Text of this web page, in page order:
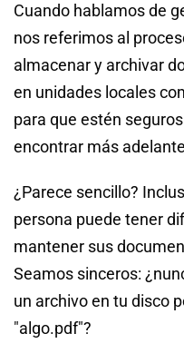
Cuando hablamos de
nos referimos al
almacenar y archivar
en unidades locales
para que estén
encontrar más
¿Parece sencillo?
persona puede tener
mantener sus
Seamos sinceros:
un archivo en tu disco
"algo.pdf"?